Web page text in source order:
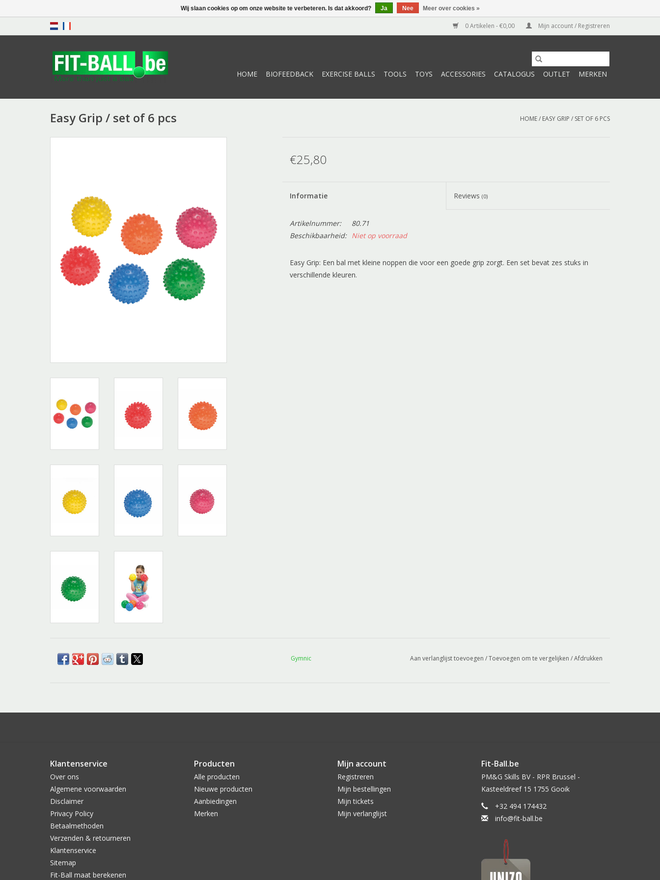
0 Artikelen - €0,00 Mijn account / Registreren
HOME BIOFEEDBACK EXERCISE BALLS TOOLS TOYS ACCESSORIES CATALOGUS OUTLET MERKEN
Easy Grip / set of 6 pcs HOME/ EASY GRIP / SET OF 6 PCS
€25,80
Informatie Reviews(0)
Artikelnummer:
80.71
Beschikbaarheid:
Niet op voorraad
Easy Grip: Een bal met kleine noppen die voor een goede grip zorgt. Een set bevat zes stuks in
verschillende kleuren.
Gymnic Aan verlanglijst toevoegen /Toevoegen om te vergelijken /Afdrukken
Klantenservice
Over ons
Algemene voorwaarden
Disclaimer
Privacy Policy
Betaalmethoden
Verzenden & retourneren
Klantenservice
Sitemap
Fit-Ball maat berekenen
Producten
Alle producten
Nieuwe producten
Aanbiedingen
Merken
Mijn account
Registreren
Mijn bestellingen
Mijn tickets
Mijn verlanglijst
Fit-Ball.be
PM&G Skills BV - RPR Brussel -
Kasteeldreef 15 1755 Gooik
+32 494 174432
info@fit-ball.be
Wij slaan cookies op om onze website te verbeteren. Is dat akkoord? Ja Nee Meer over cookies »